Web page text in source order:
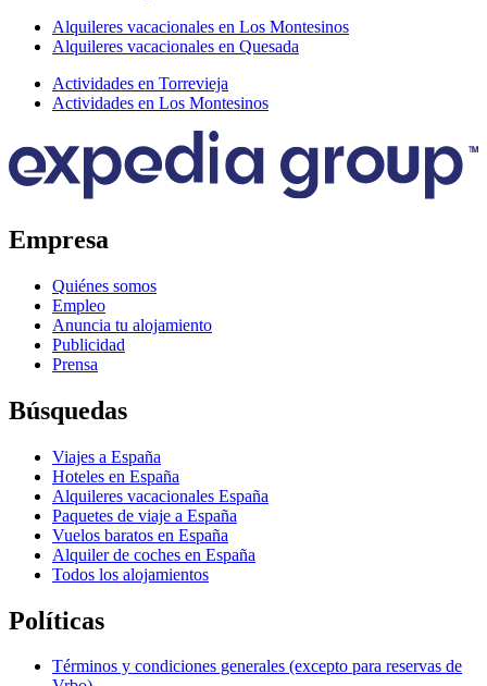
Alquileres vacacionales en Los Montesinos
Alquileres vacacionales en Quesada
Actividades en Torrevieja
Actividades en Los Montesinos
Empresa
Quiénes somos
Empleo
Anuncia tu alojamiento
Publicidad
Prensa
Búsquedas
Viajes a España
Hoteles en España
Alquileres vacacionales España
Paquetes de viaje a España
Vuelos baratos en España
Alquiler de coches en España
Todos los alojamientos
Políticas
Términos y condiciones generales (excepto para reservas de